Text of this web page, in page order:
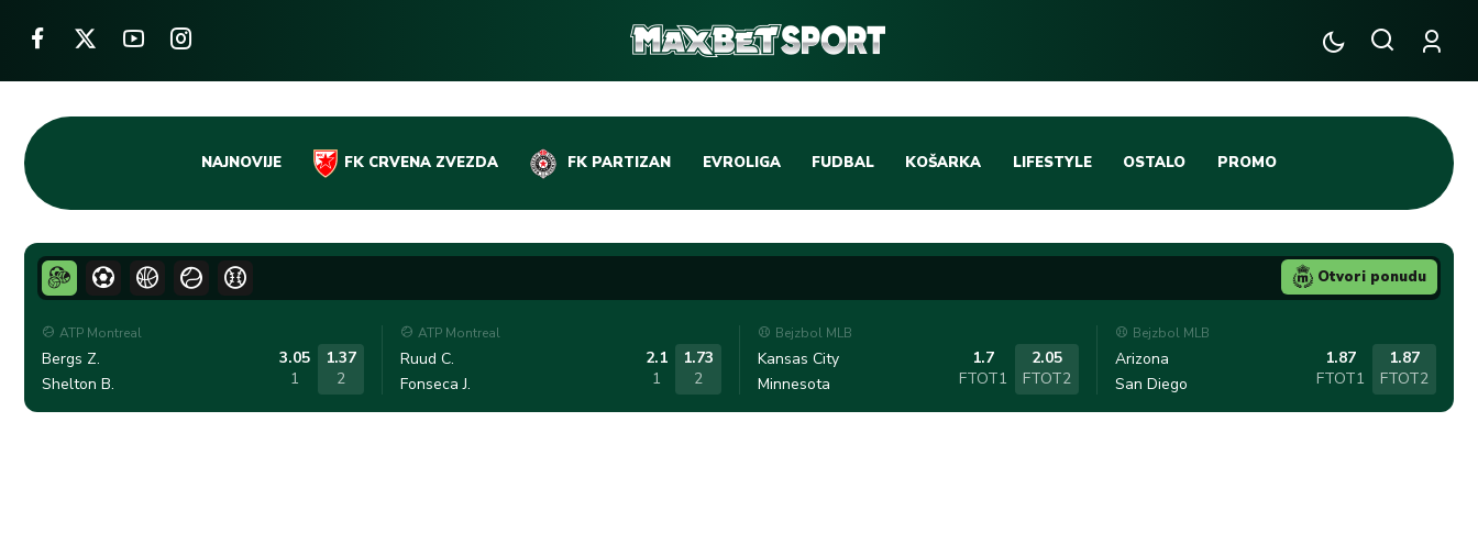
Skip
content
NAJNOVIJE FK CRVENA ZVEZDA FK PARTIZAN EVROLIGA FUDBAL
DOMAĆI FUDBAL
LIGE PETICE
OSTALE LIGE
KOŠARKA
EVROLIGA
ABA LIGA
REPREZENTATIVNA KOŠARKA
LIFESTYLE OSTALO
TENIS
TIFO SCENA
KROZ OBRUČ!
PROMO
ATP Montreal
Bergs Z.
Shelton B.
3.05
1
1.37
2
ATP Montreal
Ruud C.
Fonseca J.
2.1
1
1.73
2
Bejzbol MLB
Kansas City
Minnesota
1.7
FTOT1
2.05
FTOT2
Bejzbol MLB
Arizona
San Diego
1.87
FTOT1
1.87
FTOT2
Otvori ponudu